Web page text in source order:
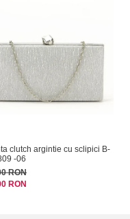
clutch argintie cu sclipici B-
-06
RON
RON